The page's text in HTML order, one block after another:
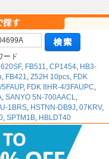
ード
, FB511,CP1454, HB3-
, FB421,Z52H 10pcs, FDK
, FDK 8HR-4/3FAUPC,
,SANYO 5N-700AACL,
1BRS, HSTNN-DB9J,07KRV,
,SPTM1B, HBLDT40